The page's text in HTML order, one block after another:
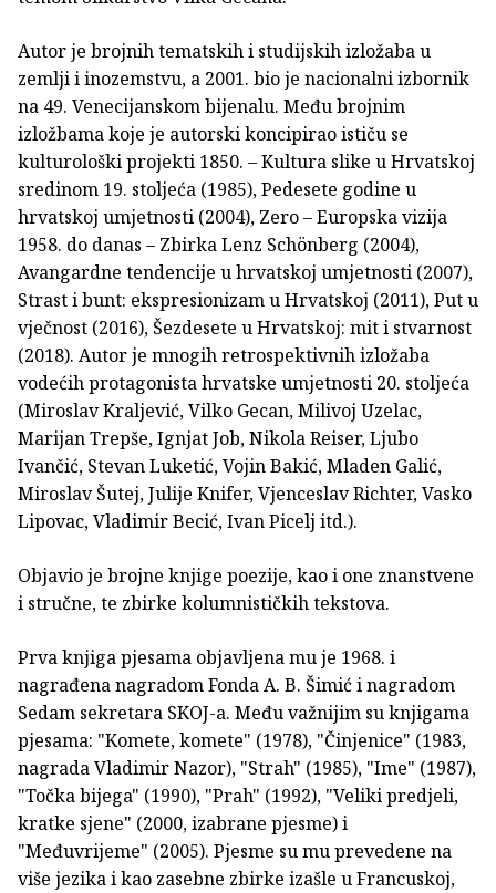
Autor je brojnih tematskih i studijskih izložaba u
zemlji i inozemstvu, a 2001. bio je nacionalni izbornik
na 49. Venecijanskom bijenalu. Među brojnim
izložbama koje je autorski koncipirao ističu se
kulturološki projekti 1850. – Kultura slike u Hrvatskoj
sredinom 19. stoljeća (1985), Pedesete godine u
hrvatskoj umjetnosti (2004), Zero – Europska vizija
1958. do danas – Zbirka Lenz Schönberg (2004),
Avangardne tendencije u hrvatskoj umjetnosti (2007),
Strast i bunt: ekspresionizam u Hrvatskoj (2011), Put u
vječnost (2016), Šezdesete u Hrvatskoj: mit i stvarnost
(2018). Autor je mnogih retrospektivnih izložaba
vodećih protagonista hrvatske umjetnosti 20. stoljeća
(Miroslav Kraljević, Vilko Gecan, Milivoj Uzelac,
Marijan Trepše, Ignjat Job, Nikola Reiser, Ljubo
Ivančić, Stevan Luketić, Vojin Bakić, Mladen Galić,
Miroslav Šutej, Julije Knifer, Vjenceslav Richter, Vasko
Lipovac, Vladimir Becić, Ivan Picelj itd.).
Objavio je brojne knjige poezije, kao i one znanstvene
i stručne, te zbirke kolumnističkih tekstova.
Prva knjiga pjesama objavljena mu je 1968. i
nagrađena nagradom Fonda A. B. Šimić i nagradom
Sedam sekretara SKOJ-a. Među važnijim su knjigama
pjesama: "Komete, komete" (1978), "Činjenice" (1983,
nagrada Vladimir Nazor), "Strah" (1985), "Ime" (1987),
"Točka bijega" (1990), "Prah" (1992), "Veliki predjeli,
kratke sjene" (2000, izabrane pjesme) i
"Međuvrijeme" (2005). Pjesme su mu prevedene na
više jezika i kao zasebne zbirke izašle u Francuskoj,